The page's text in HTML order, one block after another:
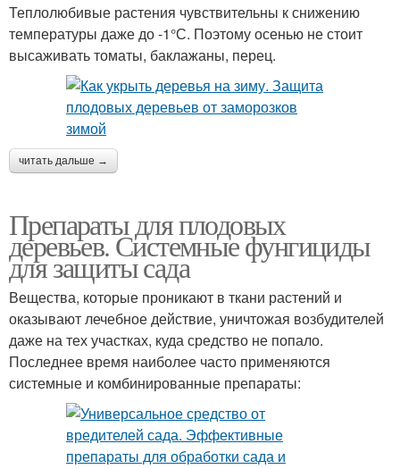
Теплолюбивые растения чувствительны к снижению
температуры даже до -1°С. Поэтому осенью не стоит
высаживать томаты, баклажаны, перец.
читать дальше →
Препараты для плодовых
деревьев. Системные фунгициды
для защиты сада
Вещества, которые проникают в ткани растений и
оказывают лечебное действие, уничтожая возбудителей
даже на тех участках, куда средство не попало.
Последнее время наиболее часто применяются
системные и комбинированные препараты: